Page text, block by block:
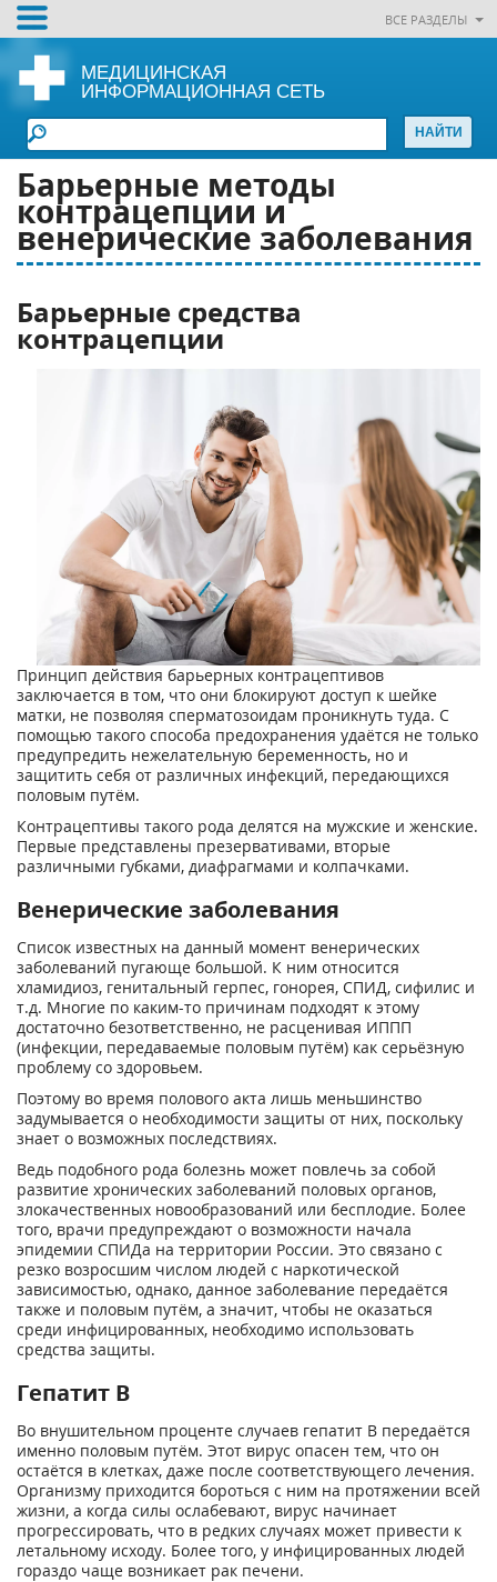
ВСЕ РАЗДЕЛЫ
МЕДИЦИНСКАЯ
ИНФОРМАЦИОННАЯ СЕТЬ
Барьерные методы
контрацепции и
венерические заболевания
Барьерные средства
контрацепции
Принцип действия барьерных контрацептивов
заключается в том, что они блокируют доступ к шейке
матки, не позволяя сперматозоидам проникнуть туда. С
помощью такого способа предохранения удаётся не только
предупредить нежелательную беременность, но и
защитить себя от различных инфекций, передающихся
половым путём.
Контрацептивы такого рода делятся на мужские и женские.
Первые представлены презервативами, вторые
различными губками, диафрагмами и колпачками.
Венерические заболевания
Список известных на данный момент венерических
заболеваний пугающе большой. К ним относится
хламидиоз, генитальный герпес, гонорея, СПИД, сифилис и
т.д. Многие по каким-то причинам подходят к этому
достаточно безответственно, не расценивая ИППП
(инфекции, передаваемые половым путём) как серьёзную
проблему со здоровьем.
Поэтому во время полового акта лишь меньшинство
задумывается о необходимости защиты от них, поскольку
знает о возможных последствиях.
Ведь подобного рода болезнь может повлечь за собой
развитие хронических заболеваний половых органов,
злокачественных новообразований или бесплодие. Более
того, врачи предупреждают о возможности начала
эпидемии СПИДа на территории России. Это связано с
резко возросшим числом людей с наркотической
зависимостью, однако, данное заболевание передаётся
также и половым путём, а значит, чтобы не оказаться
среди инфицированных, необходимо использовать
средства защиты.
Гепатит В
Во внушительном проценте случаев гепатит В передаётся
именно половым путём. Этот вирус опасен тем, что он
остаётся в клетках, даже после соответствующего лечения.
Организму приходится бороться с ним на протяжении всей
жизни, а когда силы ослабевают, вирус начинает
прогрессировать, что в редких случаях может привести к
летальному исходу. Более того, у инфицированных людей
гораздо чаще возникает рак печени.